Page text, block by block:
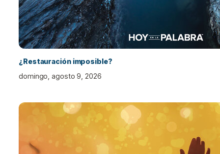
¿Restauración imposible?
domingo, agosto 9, 2026